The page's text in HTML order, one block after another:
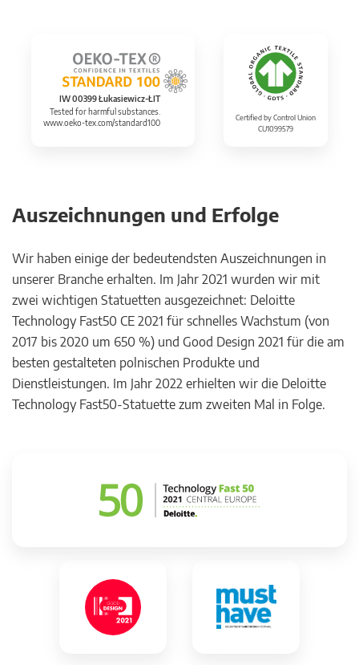
IW 00399 Łukasiewicz-ŁIT
Tested for harmful substances.
www.oeko-tex.com/standard100
Certified by Control Union
CU1099579
Auszeichnungen und Erfolge
Wir haben einige der bedeutendsten Auszeichnungen in
unserer Branche erhalten. Im Jahr 2021 wurden wir mit
zwei wichtigen Statuetten ausgezeichnet: Deloitte
Technology Fast50 CE 2021 für schnelles Wachstum (von
2017 bis 2020 um 650 %) und Good Design 2021 für die am
besten gestalteten polnischen Produkte und
Dienstleistungen. Im Jahr 2022 erhielten wir die Deloitte
Technology Fast50-Statuette zum zweiten Mal in Folge.